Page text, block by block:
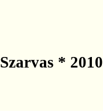
Szarvas * 2010